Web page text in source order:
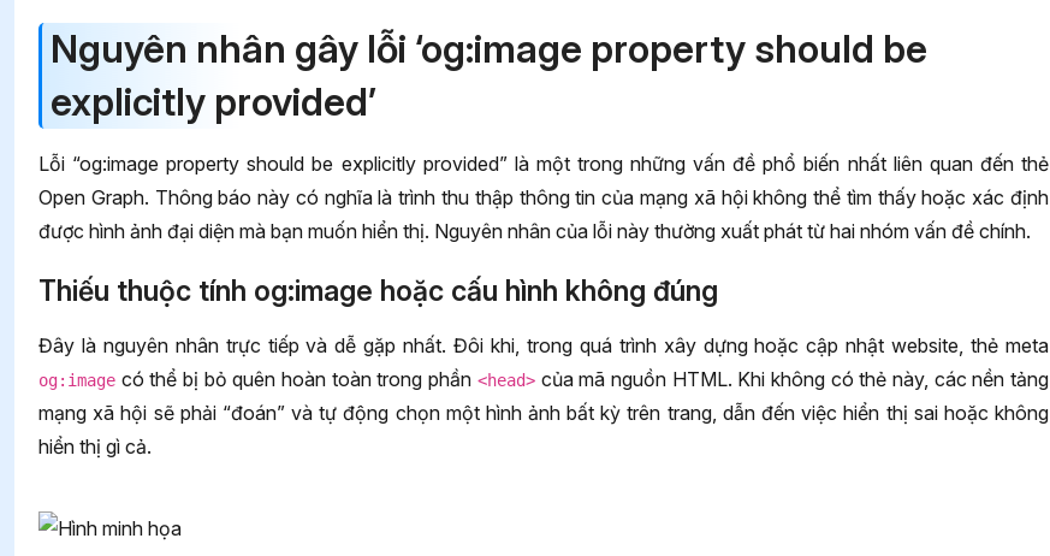
Nguyên nhân gây lỗi ‘og:image property should be
explicitly provided’
Lỗi “og:image property should be explicitly provided” là một trong những vấn đề phổ biến nhất liên quan đến thẻ
Open Graph. Thông báo này có nghĩa là trình thu thập thông tin của mạng xã hội không thể tìm thấy hoặc xác định
được hình ảnh đại diện mà bạn muốn hiển thị. Nguyên nhân của lỗi này thường xuất phát từ hai nhóm vấn đề chính.
Thiếu thuộc tính og:image hoặc cấu hình không đúng
Đây là nguyên nhân trực tiếp và dễ gặp nhất. Đôi khi, trong quá trình xây dựng hoặc cập nhật website, thẻ meta
og:image có thể bị bỏ quên hoàn toàn trong phần <head>của mã nguồn HTML. Khi không có thẻ này, các nền tảng
mạng xã hội sẽ phải “đoán” và tự động chọn một hình ảnh bất kỳ trên trang, dẫn đến việc hiển thị sai hoặc không
hiển thị gì cả.